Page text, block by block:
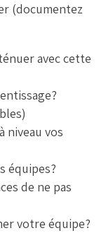
(documentez
avec cette
)
niveau vos
équipes?
de ne pas
votre équipe?